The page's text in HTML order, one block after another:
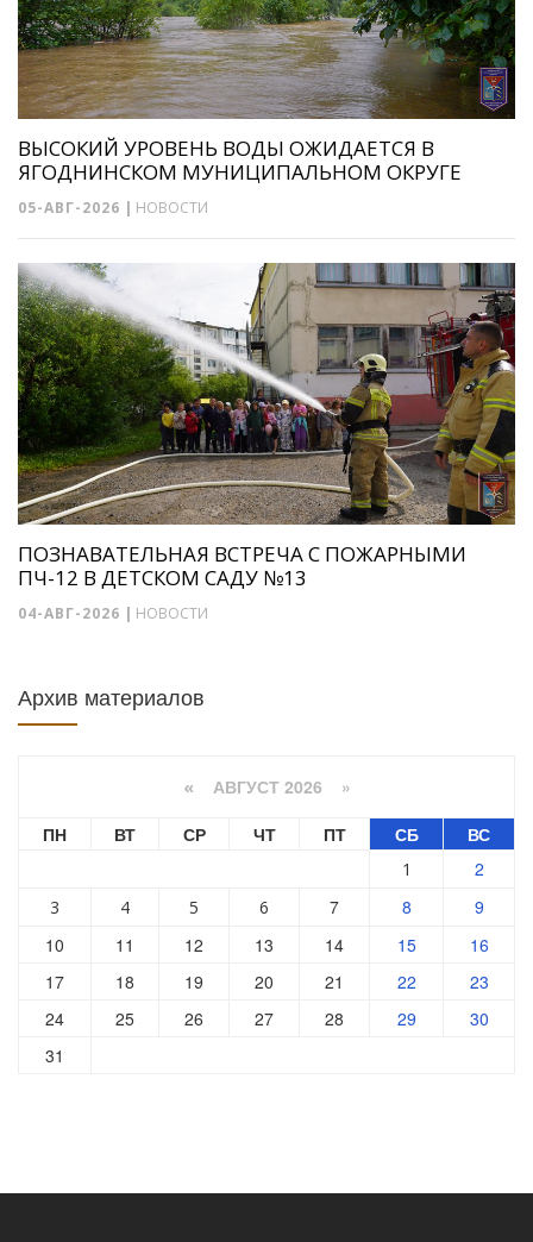
ВЫСОКИЙ УРОВЕНЬ ВОДЫ ОЖИДАЕТСЯ В
ЯГОДНИНСКОМ МУНИЦИПАЛЬНОМ ОКРУГЕ
05-АВГ-2026 | НОВОСТИ
ПОЗНАВАТЕЛЬНАЯ ВСТРЕЧА С ПОЖАРНЫМИ
ПЧ-12 В ДЕТСКОМ САДУ №13
04-АВГ-2026 | НОВОСТИ
Архив материалов
« АВГУСТ 2026 »
ПН
ВТ СР ЧТ ПТ СБ ВС
1 2
3 4 5 6 7 8
9
10
11 12 13 14 15
16
17
18 19 20 21 22
23
24
25 26 27 28 29
30
31